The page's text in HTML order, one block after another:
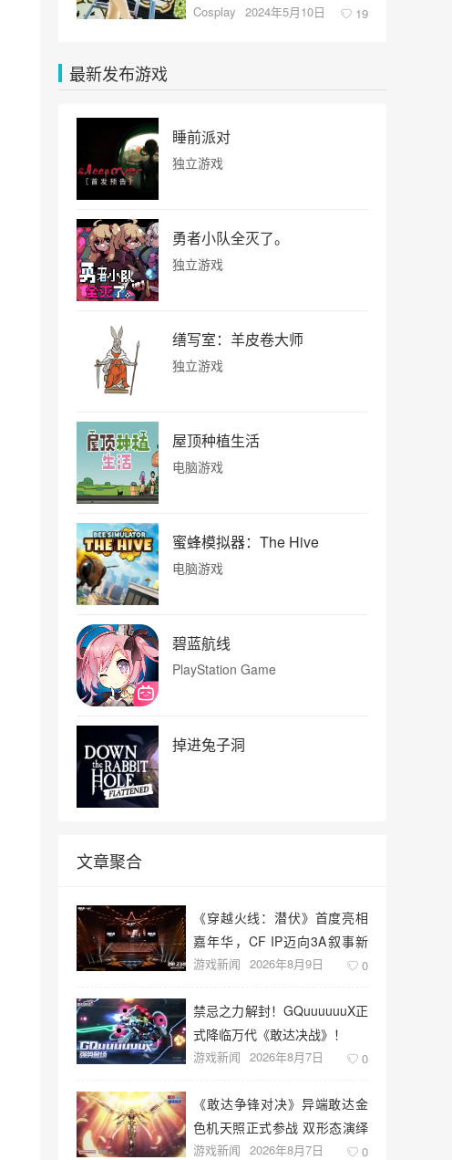
Cosplay 2024年5月10日 19
最新发布游戏
睡前派对
独立游戏
勇者小队全灭了。
独立游戏
缮写室：羊皮卷大师
独立游戏
屋顶种植生活
电脑游戏
蜜蜂模拟器：The Hive
电脑游戏
碧蓝航线
PlayStation Game
掉进兔子洞
文章聚合
《穿越火线：潜伏》首度亮相
嘉年华，CF IP迈向3A叙事新
高度
游戏新闻 2026年8月9日 0
禁忌之力解封！GQuuuuuuX正
式降临万代《敢达决战》！
游戏新闻 2026年8月7日 0
《敢达争锋对决》异端敢达金
色机天照正式参战 双形态演绎
空中战技
游戏新闻 2026年8月7日 0